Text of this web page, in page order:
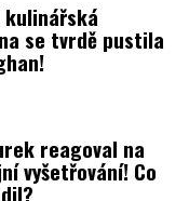
kulinářská
se tvrdě pustila
reagoval na
vyšetřování! Co